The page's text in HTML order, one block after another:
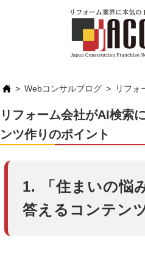
Webコンサルブログ リフォ
リフォーム会社がAI検索
ンツ作りのポイント
1. 「住まいの悩
答えるコンテン